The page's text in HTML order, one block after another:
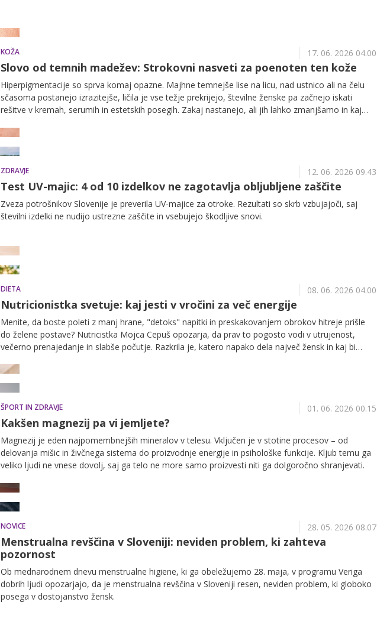
KOŽA 17. 06. 2026 04.00
Slovo od temnih madežev: Strokovni nasveti za poenoten ten kože
Hiperpigmentacije so sprva komaj opazne. Majhne temnejše lise na licu, nad ustnico ali na čelu
sčasoma postanejo izrazitejše, ličila je vse težje prekrijejo, številne ženske pa začnejo iskati
rešitve v kremah, serumih in estetskih posegih. Zakaj nastanejo, ali jih lahko zmanjšamo in kaj
ZDRAVJE 12. 06. 2026 09.43
Test UV-majic: 4 od 10 izdelkov ne zagotavlja obljubljene zaščite
Zveza potrošnikov Slovenije je preverila UV-majice za otroke. Rezultati so skrb vzbujajoči, saj
številni izdelki ne nudijo ustrezne zaščite in vsebujejo škodljive snovi.
DIETA 08. 06. 2026 04.00
Nutricionistka svetuje: kaj jesti v vročini za več energije
Menite, da boste poleti z manj hrane, "detoks" napitki in preskakovanjem obrokov hitreje prišle
do želene postave? Nutricistka Mojca Cepuš opozarja, da prav to pogosto vodi v utrujenost,
večerno prenajedanje in slabše počutje. Razkrila je, katero napako dela največ žensk in kaj bi
ŠPORT IN ZDRAVJE 01. 06. 2026 00.15
Kakšen magnezij pa vi jemljete?
Magnezij je eden najpomembnejših mineralov v telesu. Vključen je v stotine procesov – od
delovanja mišic in živčnega sistema do proizvodnje energije in psihološke funkcije. Kljub temu ga
veliko ljudi ne vnese dovolj, saj ga telo ne more samo proizvesti niti ga dolgoročno shranjevati.
NOVICE 28. 05. 2026 08.07
Menstrualna revščina v Sloveniji: neviden problem, ki zahteva
pozornost
Ob mednarodnem dnevu menstrualne higiene, ki ga obeležujemo 28. maja, v programu Veriga
dobrih ljudi opozarjajo, da je menstrualna revščina v Sloveniji resen, neviden problem, ki globoko
posega v dostojanstvo žensk.